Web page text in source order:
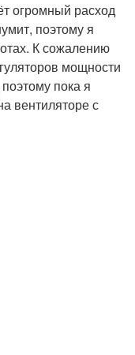
огромный расход
поэтому я
К сожалению
мощности
пока я
вентиляторе с